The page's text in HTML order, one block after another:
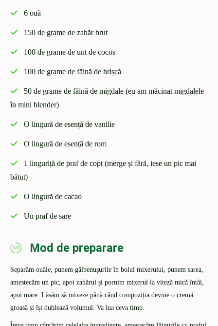
6 ouă
150 de grame de zahăr brut
100 de grame de unt de cocos
100 de grame de făină de hrișcă
50 de grame de făină de migdale (eu am măcinat migdalele
în mini blender)
O lingură de esență de vanilie
O lingură de esență de rom
1 linguriță de praf de copt (merge și fără, iese un pic mai
bătut)
O lingură de cacao
Un praf de sare
Mod de preparare
Separăm ouăle, punem gălbenușurile în bolul mixerului, punem sarea,
amestecăm un pic, apoi zahărul și pornim mixerul la viteză mică întâi,
apoi mare. Lăsăm să mixeze până când compoziția devine o cremă
groasă și își dublează volumul. Va lua ceva timp.